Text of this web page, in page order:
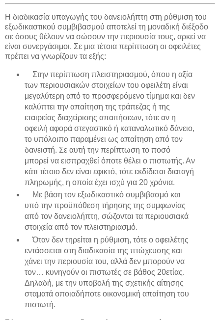
Η διαδικασία υπαγωγής του δανειολήπτη στη ρύθμιση του
εξωδικαστικού συμβιβασμού αποτελεί τη μοναδική διέξοδο
σε όσους θέλουν να σώσουν την περιουσία τους, αρκεί να
είναι συνεργάσιμοι. Σε μια τέτοια περίπτωση οι οφειλέτες
πρέπει να γνωρίζουν τα εξής:
Στην περίπτωση πλειστηριασμού, όπου η αξία
των περιουσιακών στοιχείων του οφειλέτη είναι
μεγαλύτερη από το προσφερόμενο τίμημα και δεν
καλύπτει την απαίτηση της τράπεζας ή της
εταιρείας διαχείρισης απαιτήσεων, τότε αν η
οφειλή αφορά στεγαστικό ή καταναλωτικό δάνειο,
το υπόλοιπο παραμένει ως απαίτηση από τον
δανειστή. Σε αυτή την περίπτωση το ποσό
μπορεί να εισπραχθεί όποτε θέλει ο πιστωτής. Αν
κάτι τέτοιο δεν είναι εφικτό, τότε εκδίδεται διαταγή
πληρωμής, η οποία έχει ισχύ για 20 χρόνια.
Με βάση τον εξωδικαστικό συμβιβασμό και
υπό την προϋπόθεση τήρησης της συμφωνίας
από τον δανειολήπτη, σώζονται τα περιουσιακά
στοιχεία από τον πλειστηριασμό.
Όταν δεν τηρείται η ρύθμιση, τότε ο οφειλέτης
εντάσσεται στη διαδικασία της πτώχευσης και
χάνει την περιουσία του, αλλά δεν μπορούν να
τον… κυνηγούν οι πιστωτές σε βάθος 20ετίας.
Δηλαδή, με την υποβολή της σχετικής αίτησης
σταματά οποιαδήποτε οικονομική απαίτηση του
πιστωτή.